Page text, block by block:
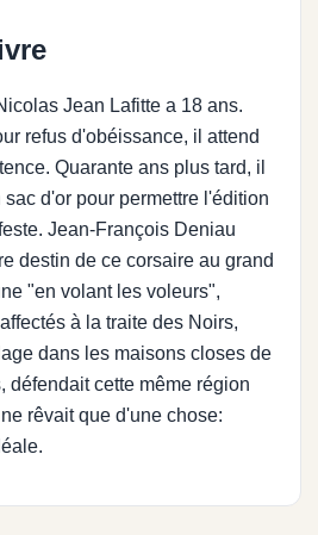
Jean Lafitte a 18 ans.
refus d'obéissance, il attend
Quarante ans plus tard, il
d'or pour permettre l'édition
Jean-François Deniau
destin de ce corsaire au grand
"en volant les voleurs",
à la traite des Noirs,
dans les maisons closes de
défendait cette même région
rêvait que d'une chose: